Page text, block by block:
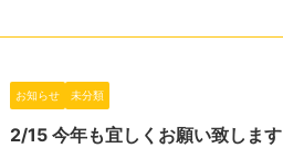
お知らせ 未分類
2/15 今年も宜しくお願い致します